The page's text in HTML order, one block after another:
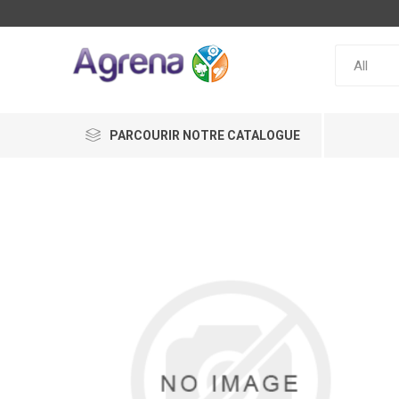
PARCOURIR NOTRE CATALOGUE